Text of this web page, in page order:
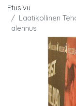
Etusivu
Laatikollinen
alennus